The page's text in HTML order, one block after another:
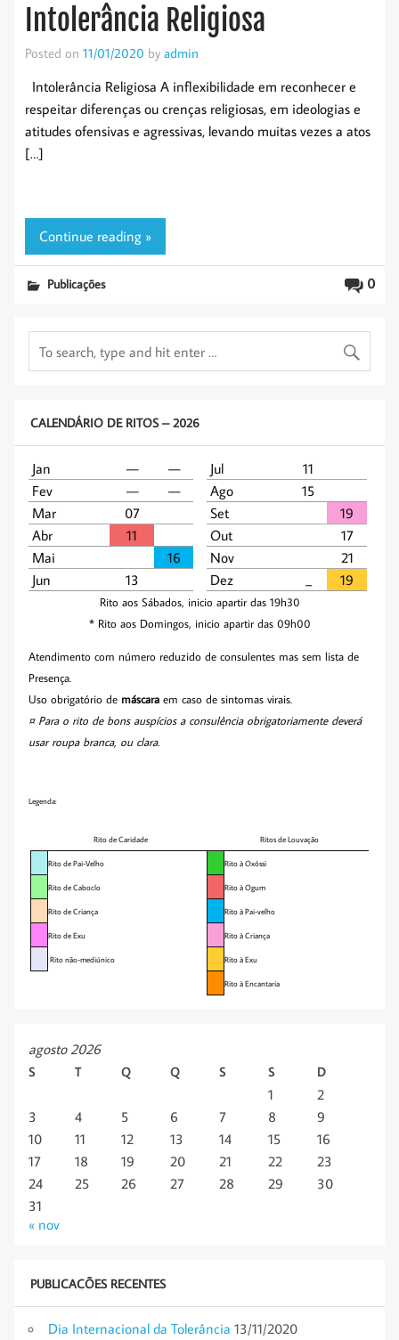
Intolerância Religiosa
Posted on 11/01/2020 by admin
Intolerância Religiosa A inflexibilidade em reconhecer e
respeitar diferenças ou crenças religiosas, em ideologias e
atitudes ofensivas e agressivas, levando muitas vezes a atos
[…]
Continue reading »
0
Publicações
CALENDÁRIO DE RITOS – 2026
Jan — — Jul
11
Fev
— — Ago
15
Mar
07 Set
19
Abr
11 Out
17
Mai
16 Nov
21
Jun
13 Dez 19
Rito aos Sábados, inicio apartir das 19h30
* Rito aos Domingos, inicio apartir das 09h00
Atendimento com número reduzido de consulentes mas sem lista de
Presença.
Uso obrigatório de máscara em caso de sintomas virais.
¤ Para o rito de bons auspícios a consulência obrigatoriamente deverá
usar roupa branca, ou clara.
Legenda:
Rito de Caridade Ritos de Louvação
Rito de Pai-Velho Rito à Oxóssi
Rito de Caboclo Rito à Ogum
Rito de Criança Rito à Pai-velho
Rito de Exu Rito à Criança
Rito não-mediúnico Rito à Exu
Rito à Encantaria
agosto 2026
S T Q Q S S D
1
2
3
4 5 6 7 8
9
10
11 12 13 14 15
16
17
18 19 20 21 22
23
24
25 26 27 28 29
30
31
« nov
PUBLICAÇÕES RECENTES
Dia Internacional da Tolerância 13/11/2020